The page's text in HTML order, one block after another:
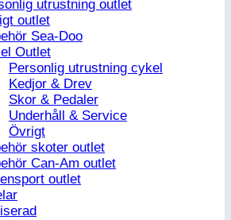
utrustning outlet
outlet
Sea-Doo
Outlet
Personlig utrustning cykel
Kedjor & Drev
Skor & Pedaler
Underhåll & Service
Övrigt
skoter outlet
Can-Am outlet
outlet